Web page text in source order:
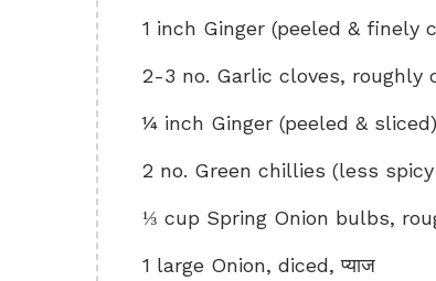
1 inch Ginger (peeled & finely
2-3 no. Garlic cloves, roughly
¼ inch Ginger (peeled &
2 no. Green chillies (less spicy
⅓ cup Spring Onion bulbs,
1 large Onion, diced, प्याज